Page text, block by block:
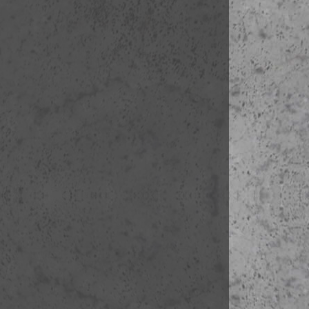
kezdés:
Iparművészeti
létszám: 0-5
kezdés: 2016-
Iparművészeti
létszám: 0-15
kezdés: 2016-
Iparművészeti
létszám: 0-15
kezdés:2016-
Iparművészeti
létszám: 0-15
kezdés:2016-
Iparművészeti
létszám: 0-15
kezdés: 2016-
Iparművészeti
létszám: 0-15